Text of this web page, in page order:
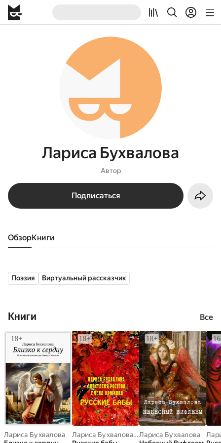
Лариса Бухвалова
Автор
Подписаться
Обзор книги
Поэзия Виртуальный рассказчик
Книги Все
Лариса Бухвалова
Лариса Бухвалова
,Елена Крюкова,
Лариса Бухвалова